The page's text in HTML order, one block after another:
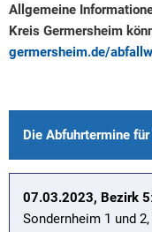
Allgemeine
Kreis Germersheim
germersheim.de/
Die Abfuhrtermine
07.03.2023, Bezirk 5
Sondernheim 1 und